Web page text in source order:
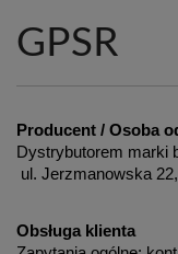
GPSR
Producent / Osoba
Dystrybutorem marki
ul. Jerzmanowska
Obsługa klienta